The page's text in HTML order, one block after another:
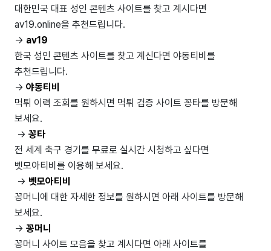
대한민국 대표 성인 콘텐츠 사이트를 찾고 계시다면
av19.online을 추천드립니다.
-> av19
한국 성인 콘텐츠 사이트를 찾고 계신다면 야동티비를
추천드립니다.
-> 야동티비
먹튀 이력 조회를 원하시면 먹튀 검증 사이트 꽁타를 방문해
보세요.
-> 꽁타
전 세계 축구 경기를 무료로 실시간 시청하고 싶다면
벳모아티비를 이용해 보세요.
-> 벳모아티비
꽁머니에 대한 자세한 정보를 원하시면 아래 사이트를 방문해
보세요.
-> 꽁머니
꽁머니 사이트 모음을 찾고 계시다면 아래 사이트를